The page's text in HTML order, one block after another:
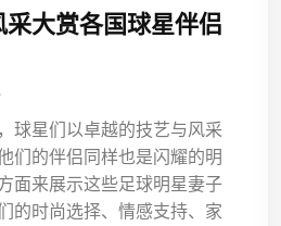
大赏各国球星伴侣
球星们以卓越的技艺与风采
们的伴侣同样也是闪耀的明
面来展示这些足球明星妻子
的时尚选择、情感支持、家